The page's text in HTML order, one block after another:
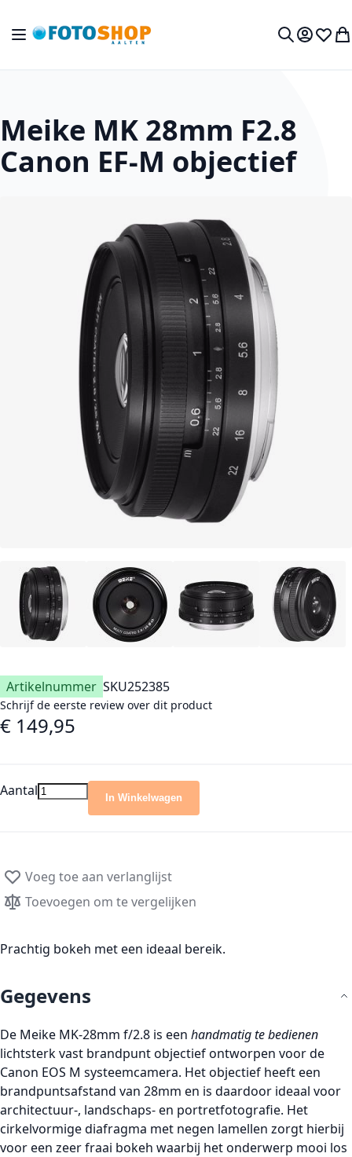
Toggle Nav
Mijn
Meike MK 28mm F2.8
Canon EF-M objectief
Artikelnummer SKU252385
Schrijf de eerste review over dit product
€ 149,95
Aantal In Winkelwagen
Voeg toe aan verlanglijst
Toevoegen om te vergelijken
Prachtig bokeh met een ideaal bereik.
Gegevens
De Meike MK-28mm f/2.8 is een handmatig te bedienen
lichtsterk vast brandpunt objectief ontworpen voor de
Canon EOS M systeemcamera. Het objectief heeft een
brandpuntsafstand van 28mm en is daardoor ideaal voor
architectuur-, landschaps- en portretfotografie. Het
cirkelvormige diafragma met negen lamellen zorgt hierbij
voor een zeer fraai bokeh waarbij het onderwerp mooi los